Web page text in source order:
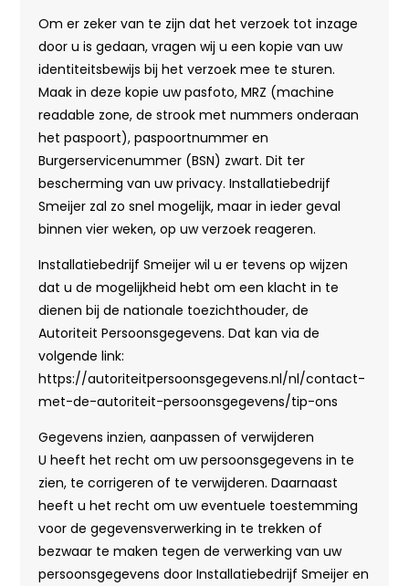
Om er zeker van te zijn dat het verzoek tot inzage
door u is gedaan, vragen wij u een kopie van uw
identiteitsbewijs bij het verzoek mee te sturen.
Maak in deze kopie uw pasfoto, MRZ (machine
readable zone, de strook met nummers onderaan
het paspoort), paspoortnummer en
Burgerservicenummer (BSN) zwart. Dit ter
bescherming van uw privacy. Installatiebedrijf
Smeijer zal zo snel mogelijk, maar in ieder geval
binnen vier weken, op uw verzoek reageren.
Installatiebedrijf Smeijer wil u er tevens op wijzen
dat u de mogelijkheid hebt om een klacht in te
dienen bij de nationale toezichthouder, de
Autoriteit Persoonsgegevens. Dat kan via de
volgende link:
https://autoriteitpersoonsgegevens.nl/nl/contact-
met-de-autoriteit-persoonsgegevens/tip-ons
Gegevens inzien, aanpassen of verwijderen
U heeft het recht om uw persoonsgegevens in te
zien, te corrigeren of te verwijderen. Daarnaast
heeft u het recht om uw eventuele toestemming
voor de gegevensverwerking in te trekken of
bezwaar te maken tegen de verwerking van uw
persoonsgegevens door Installatiebedrijf Smeijer en